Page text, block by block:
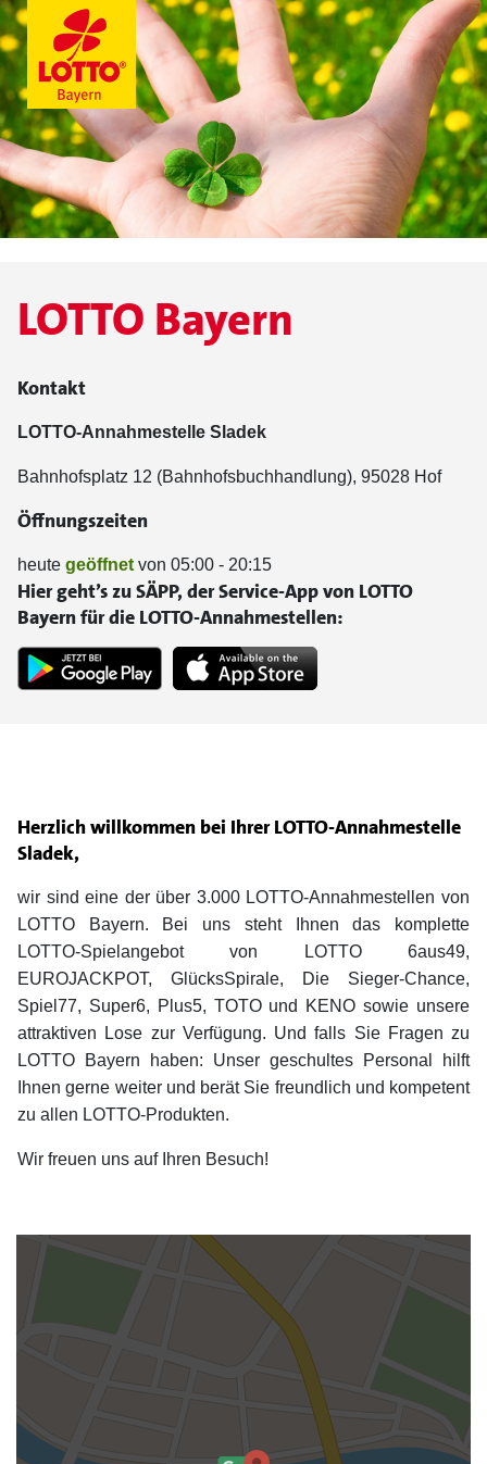
Herzlich willkommen bei Ihrer LOTTO-Annahmestelle
Sladek,
wir sind eine der über 3.000 LOTTO-Annahmestellen von
LOTTO Bayern. Bei uns steht Ihnen das komplette
LOTTO-Spielangebot von LOTTO 6aus49,
EUROJACKPOT, GlücksSpirale, Die Sieger-Chance,
Spiel77, Super6, Plus5, TOTO und KENO sowie unsere
attraktiven Lose zur Verfügung. Und falls Sie Fragen zu
LOTTO Bayern haben: Unser geschultes Personal hilft
Ihnen gerne weiter und berät Sie freundlich und kompetent
zu allen LOTTO-Produkten.
Wir freuen uns auf Ihren Besuch!
LOTTO Bayern
Kontakt
LOTTO-Annahmestelle Sladek
Bahnhofsplatz 12 (Bahnhofsbuchhandlung), 95028 Hof
Öffnungszeiten
heute geöffnet von 05:00 - 20:15
Hier geht’s zu SÄPP, der Service-App von LOTTO
Bayern für die LOTTO-Annahmestellen: